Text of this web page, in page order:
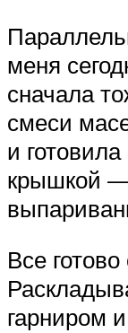
меня
сначала
смеси
и
крышкой —
Все
гарниром